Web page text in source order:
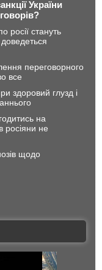
України
росії стануть
переговорного
все
здоровий глузд і
на
росіяни не
щодо